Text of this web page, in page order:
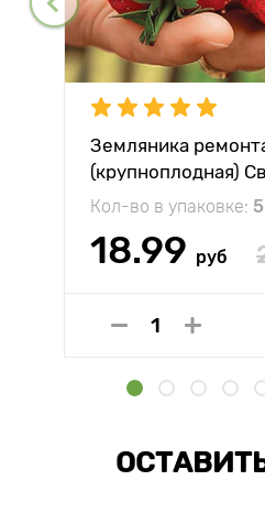
Земляника
(крупноплодная)
Кол-во в упаковке:
18.99 руб